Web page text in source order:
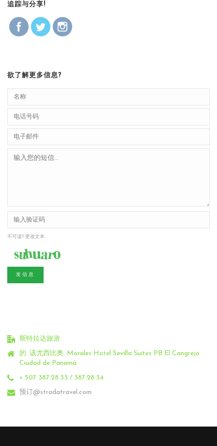
追踪与分享!
欲了解更多信息?
不可读? 更改文本.
发信息
斯特拉达旅游
的. 该尤西比奥. Morales Hotel Sevilla Suites PB El Cangrejo
Ciudad de Panamá
+ 507 387.28.33 / 387.28.34
预订@stradatravel.com